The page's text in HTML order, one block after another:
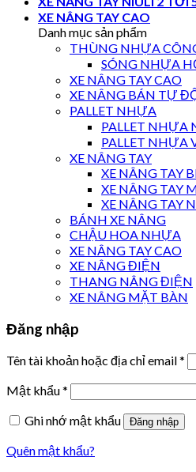
XE NÂNG TAY CAO
Danh mục sản phẩm
THÙNG NHỰA
SÓNG NHỰA
XE NÂNG TAY CAO
XE NÂNG BÁN TỰ
PALLET NHỰA
PALLET NHỰA
PALLET NHỰA
XE NÂNG TAY
XE NÂNG TAY
XE NÂNG TAY
XE NÂNG TAY
BÁNH XE NÂNG
CHẬU HOA NHỰA
XE NÂNG TAY CAO
XE NÂNG ĐIỆN
THANG NÂNG ĐIỆN
XE NÂNG MẶT BÀN
Đăng nhập
Tên tài khoản hoặc địa chỉ email*
Mật khẩu*
Ghi nhớ mật khẩu
Đăng nhập
Quên mật khẩu?